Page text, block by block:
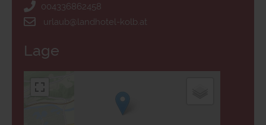
004336862458
urlaub@landhotel-kolb.at
Lage